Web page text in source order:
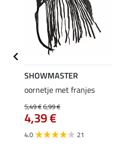
SHOWMASTER
oornetje met franjes
5,49 €6,99 €
4,39 €
4.0 21